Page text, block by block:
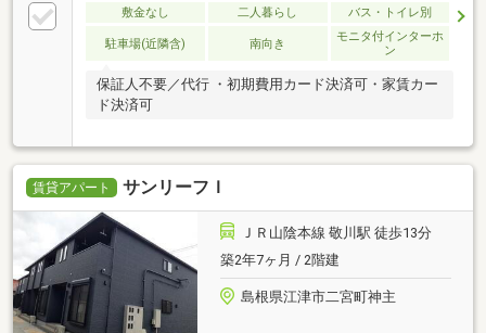
敷金なし 二人暮らし バス・トイレ別
駐車場(近隣含) 南向き
モニタ付インターホ
ン
保証人不要／代行 ・初期費用カード決済可・家賃カー
ド決済可
賃貸アパート サンリーフＩ
ＪＲ山陰本線 敬川駅 徒歩13分
築2年7ヶ月 / 2階建
島根県江津市二宮町神主